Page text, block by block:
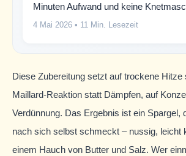
Minuten Aufwand und keine
4 Mai 2026 • 11 Min. Lesezeit
Diese Zubereitung setzt auf trockene Hitze
Maillard-Reaktion statt Dämpfen, auf
Verdünnung. Das Ergebnis ist ein Spargel,
nach sich selbst schmeckt – nussig, leicht
einem Hauch von Butter und Salz. Wer